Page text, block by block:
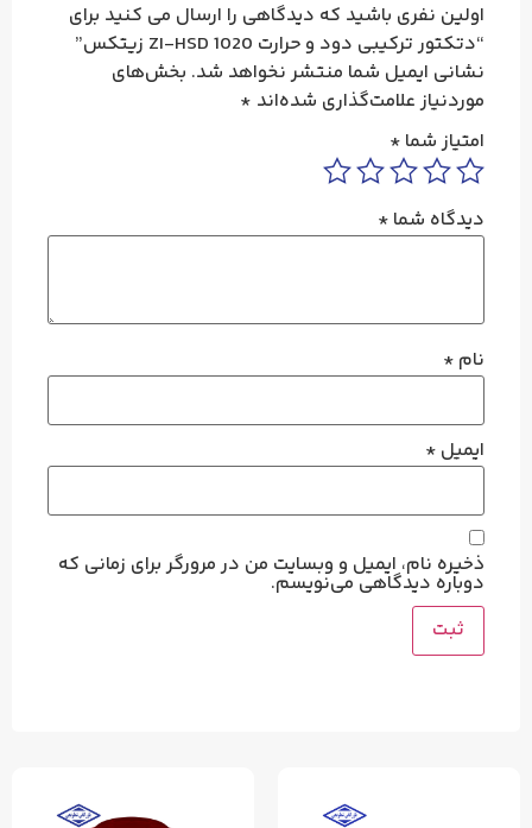
اولین نفری باشید که دیدگاهی را ارسال می کنید برای
“دتکتور ترکیبی دود و حرارت ZI-HSD 1020 زیتکس”
نشانی ایمیل شما منتشر نخواهد شد. بخش‌های
موردنیاز علامت‌گذاری شده‌اند *
امتیاز شما *
دیدگاه شما *
نام *
ایمیل *
ذخیره نام، ایمیل و وبسایت من در مرورگر برای زمانی که
دوباره دیدگاهی می‌نویسم.